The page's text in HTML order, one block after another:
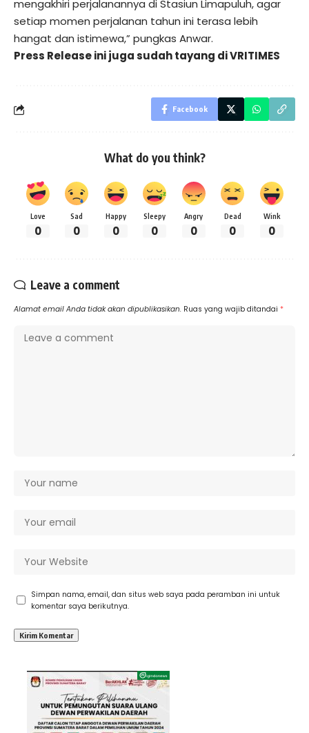
mengakhiri perjalanannya di Stasiun Limapuluh, agar
setiap momen perjalanan tahun ini terasa lebih
hangat dan istimewa,” pungkas Anwar.
Press Release ini juga sudah tayang diVRITIMES
Facebook
What do you think?
Love
0
Sad
0
Happy
0
Sleepy
0
Angry
0
Dead
0
Wink
0
Leave a comment
Alamat email Anda tidak akan dipublikasikan. Ruas yang wajib ditandai *
Simpan nama, email, dan situs web saya pada peramban ini untuk
komentar saya berikutnya.